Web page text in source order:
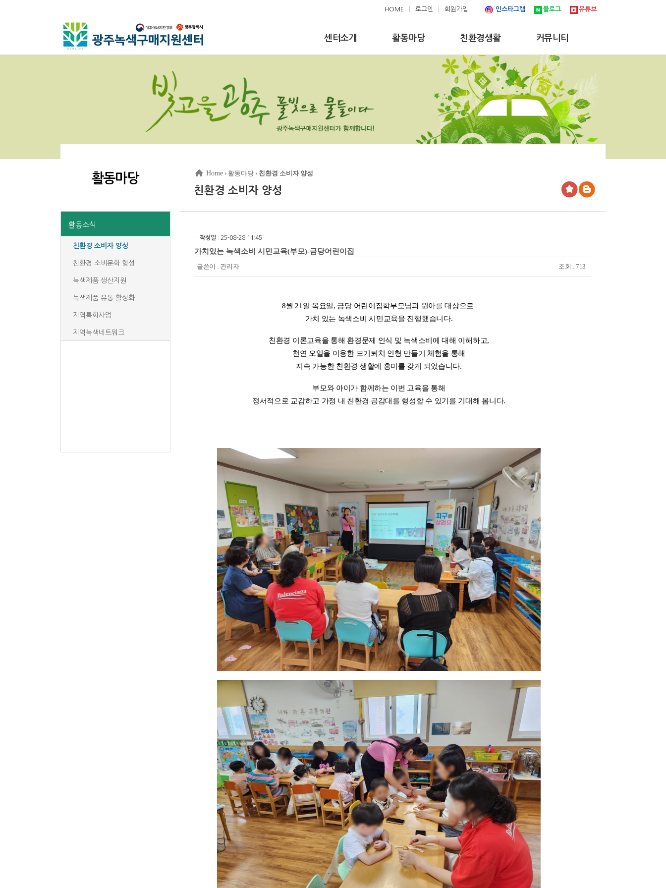
HOME 로그인 회원가입 인스타그램 블로그 유튜브
센터소개 활동마당 친환경생활 커뮤니티
활동마당
활동소식
친환경 소비자 양성
친환경 소비문화 형성
녹색제품 생산지원
녹색제품 유통 활성화
지역특화사업
지역녹색네트워크
Home › 활동마당 › 친환경 소비자 양성
친환경 소비자 양성
ㆍ 작성일 : 25-08-28 11:45
가치있는 녹색소비 시민교육(부모)-금당어린이집
글쓴이 : 관리자 조회 : 713
8월 21일 목요일, 금당 어린이집학부모님과 원아를 대상으로
가치 있는 녹색소비 시민교육을 진행했습니다.
친환경 이론교육을 통해 환경문제 인식 및 녹색소비에 대해 이해하고,
천연 오일을 이용한 모기퇴치 인형 만들기 체험을 통해
지속 가능한 친환경 생활에 흥미를 갖게 되었습니다.
부모와 아이가 함께하는 이번 교육을 통해
정서적으로 교감하고 가정 내 친환경 공감대를 형성할 수 있기를 기대해 봅니다.